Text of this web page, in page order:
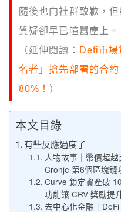
隨後也向社群致歉，
質疑卻早已喧囂塵上。
（延伸閱讀： Defi市
名者」搶先部署的合
80%！ ）
本文目錄
有些反應過度了
人物故事｜幣價超
Cronje 第6個區塊鏈
Curve 鎖定資產破
功能讓 CRV 獎勵提
去中心化金融｜